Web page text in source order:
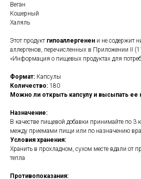
Веган
Кошерный
Халяль
Этот продукт гипоаллергенен и не содержит
аллергенов, перечисленных в Приложении II
«Информация о пищевых продуктах для
Формат: Капсулы
Количество: 180
Можно ли открыть капсулу и высыпать ее
Назначение:
В качестве пищевой добавки принимайте по 3
между приемами пищи или по назначению
Условия хранения:
Хранить в прохладном, сухом месте вдали от
тепла
Противопоказания: